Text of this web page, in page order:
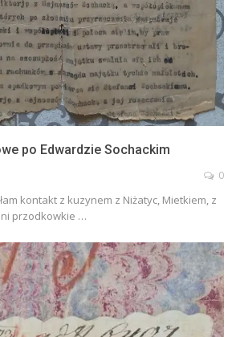
po Edwardzie Sochackim
0
kontakt z kuzynem z Niżatyc, Mietkiem, z
przodkowkie …